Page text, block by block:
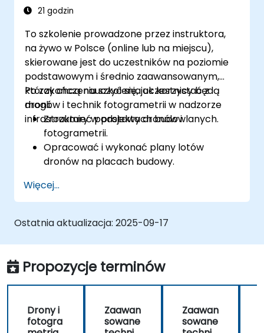
21 godzin
To szkolenie prowadzone przez instruktora,
na żywo w Polsce (online lub na miejscu),
skierowane jest do uczestników na poziomie
podstawowym i średnio zaawansowanym,
którzy chcą nauczyć się, jak korzystać z
dronów i technik fotogrametrii w nadzorze
infrastruktury w projektach budowlanych.
Po zakończeniu szkolenia uczestnicy będą
mogli:
Zrozumieć podstawy dronów i
fotogrametrii.
Opracować i wykonać plany lotów
dronów na placach budowy.
tworzyć szczegółowe mapy oraz modele
3D.
Wykorzystywać dane fotogrametryczne
do nadzoru infrastruktury i wykrywania
problemów.
Zastosować technologię dronów w celu
poprawy bezpieczeństwa i efektywności
na placu budowy.
Więcej...
Ostatnia aktualizacja: 2025-09-17
Propozycje terminów
Drony i
fotogra
Zaawan
sowane
Zaawan
sowane